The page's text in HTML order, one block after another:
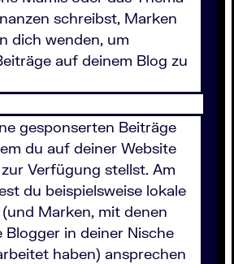
schreibst, Marken
dich wenden, um
auf deinem Blog zu
gesponserten Beiträge
du auf deiner Website
Verfügung stellst. Am
du beispielsweise lokale
Marken, mit denen
Blogger in deiner Nische
haben) ansprechen